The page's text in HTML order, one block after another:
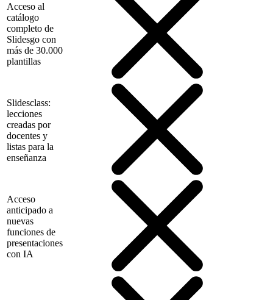
Acceso al
catálogo
completo de
Slidesgo con
más de 30.000
plantillas
Slidesclass:
lecciones
creadas por
docentes y
listas para la
enseñanza
Acceso
anticipado a
nuevas
funciones de
presentaciones
con IA